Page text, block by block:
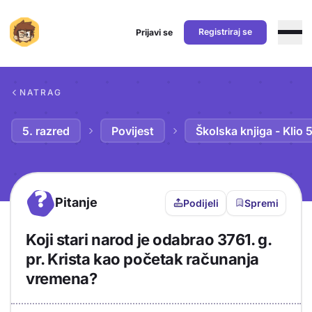
Prijavi se Registriraj se
NATRAG
5. razred Povijest Školska knjiga - Klio 5
? Pitanje Podijeli Spremi
Koji stari narod je odabrao 3761. g.
pr. Krista kao početak računanja
vremena?